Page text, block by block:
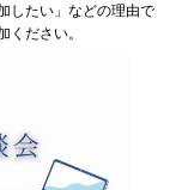
したい」などの理由で
ださい。